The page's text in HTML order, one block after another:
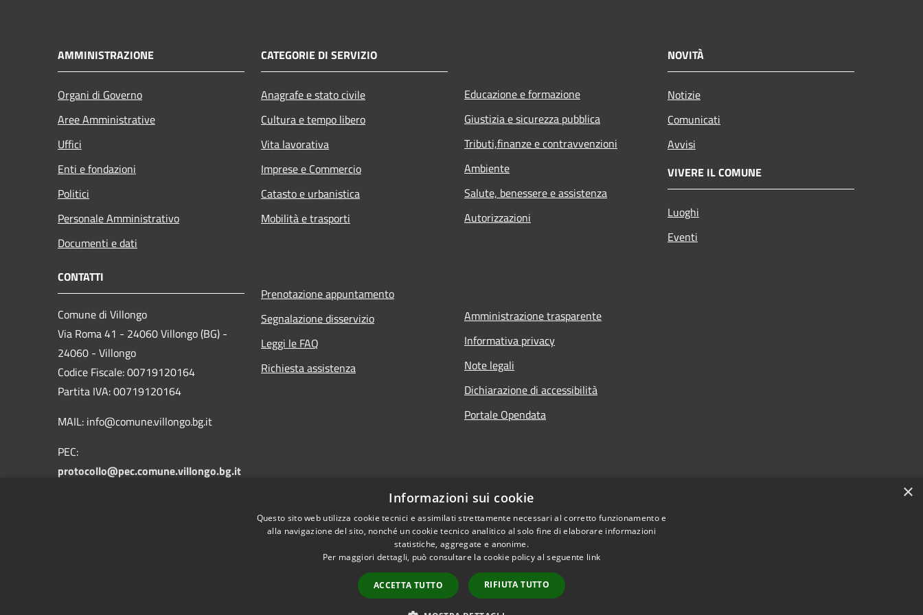
AMMINISTRAZIONE
Organi di Governo
Aree Amministrative
Uffici
Enti e fondazioni
Politici
Personale Amministrativo
Documenti e dati
CATEGORIE DI SERVIZIO
Anagrafe e stato civile
Cultura e tempo libero
Vita lavorativa
Imprese e Commercio
Catasto e urbanistica
Mobilità e trasporti
Educazione e formazione
Giustizia e sicurezza pubblica
Tributi,finanze e contravvenzioni
Ambiente
Salute, benessere e assistenza
Autorizzazioni
NOVITÀ
Notizie
Comunicati
Avvisi
VIVERE IL COMUNE
Luoghi
Eventi
CONTATTI
Comune di Villongo
Via Roma 41 - 24060 Villongo (BG) -
24060 - Villongo
Codice Fiscale: 00719120164
Partita IVA: 00719120164
MAIL: info@comune.villongo.bg.it
PEC:
protocollo@pec.comune.villongo.bg.it
Prenotazione appuntamento
Segnalazione disservizio
Leggi le FAQ
Richiesta assistenza
Amministrazione trasparente
Informativa privacy
Note legali
Dichiarazione di accessibilità
Portale Opendata
IBAN COMUNALI: per i cittadini IT48Z0851453760000000120312 /
Copyright © 2026 • Comune di Villongo • Powered by
×
Informazioni sui cookie
Questo sito web utilizza cookie tecnici e assimilati strettamente necessari al corretto funzionamento e
alla navigazione del sito, nonché un cookie tecnico analitico al solo fine di elaborare informazioni
statistiche, aggregate e anonime.
Per maggiori dettagli, può consultare la cookie policy al seguente link
ACCETTA TUTTO RIFIUTA TUTTO